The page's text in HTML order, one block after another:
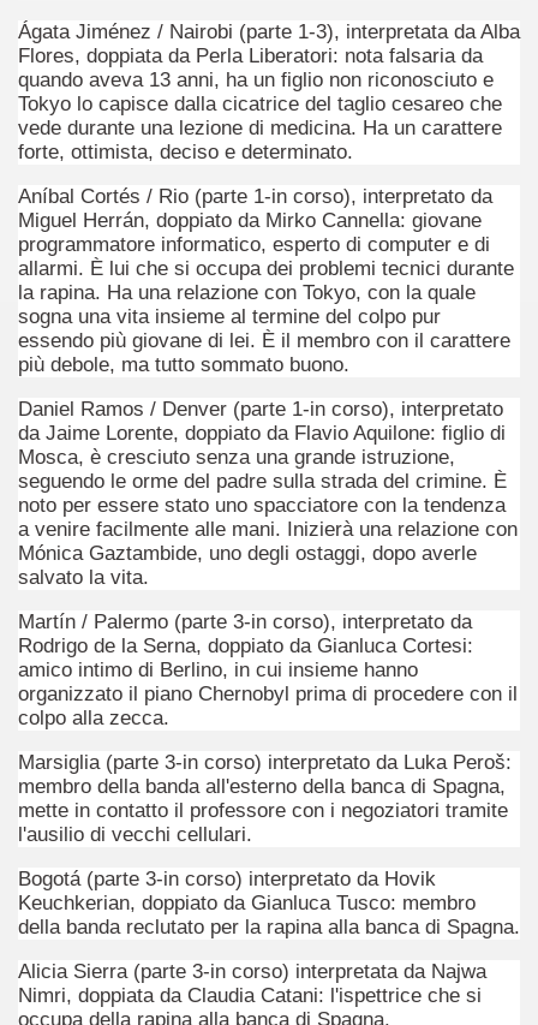
Ágata Jiménez / Nairobi (parte 1-3), interpretata da Alba
Flores, doppiata da Perla Liberatori: nota falsaria da
quando aveva 13 anni, ha un figlio non riconosciuto e
Tokyo lo capisce dalla cicatrice del taglio cesareo che
vede durante una lezione di medicina. Ha un carattere
forte, ottimista, deciso e determinato.
Aníbal Cortés / Rio (parte 1-in corso), interpretato da
Miguel Herrán, doppiato da Mirko Cannella: giovane
programmatore informatico, esperto di computer e di
allarmi. È lui che si occupa dei problemi tecnici durante
la rapina. Ha una relazione con Tokyo, con la quale
sogna una vita insieme al termine del colpo pur
essendo più giovane di lei. È il membro con il carattere
più debole, ma tutto sommato buono.
Daniel Ramos / Denver (parte 1-in corso), interpretato
da Jaime Lorente, doppiato da Flavio Aquilone: figlio di
Mosca, è cresciuto senza una grande istruzione,
seguendo le orme del padre sulla strada del crimine. È
noto per essere stato uno spacciatore con la tendenza
a venire facilmente alle mani. Inizierà una relazione con
Mónica Gaztambide, uno degli ostaggi, dopo averle
salvato la vita.
Martín / Palermo (parte 3-in corso), interpretato da
Rodrigo de la Serna, doppiato da Gianluca Cortesi:
amico intimo di Berlino, in cui insieme hanno
organizzato il piano Chernobyl prima di procedere con il
colpo alla zecca.
Marsiglia (parte 3-in corso) interpretato da Luka Peroš:
membro della banda all'esterno della banca di Spagna,
mette in contatto il professore con i negoziatori tramite
l'ausilio di vecchi cellulari.
Bogotá (parte 3-in corso) interpretato da Hovik
Keuchkerian, doppiato da Gianluca Tusco: membro
della banda reclutato per la rapina alla banca di Spagna.
Alicia Sierra (parte 3-in corso) interpretata da Najwa
Nimri, doppiata da Claudia Catani: l'ispettrice che si
occupa della rapina alla banca di Spagna.
Se Ti Piacciono nel mese di Luglio 2014.
Se Ti Piacciono nel mese di Agosto 2014.
per un film sprecato.